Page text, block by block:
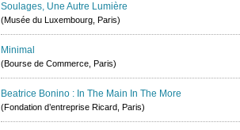
Soulages, Une Autre Lumière
(Musée du Luxembourg, Paris)
Minimal
(Bourse de Commerce, Paris)
Beatrice Bonino : In The Main In The More
(Fondation d’entreprise Ricard, Paris)